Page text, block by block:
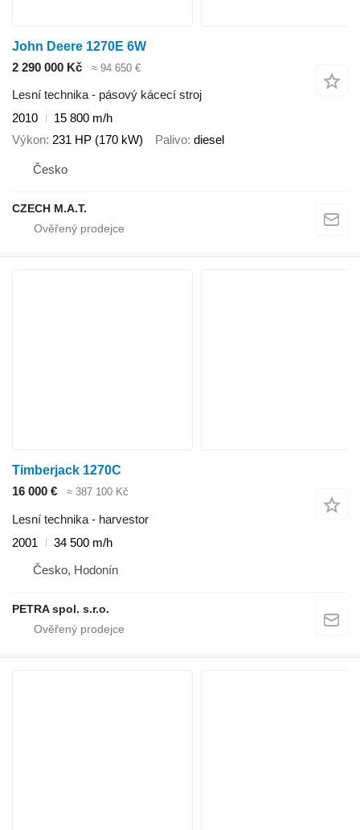
John Deere 1270E 6W
2 290 000 Kč
≈ 94 650 €
Lesní technika - pásový kácecí stroj
2010
15 800 m/h
Výkon 231 HP (170 kW) Palivo diesel
Česko
CZECH M.A.T.
Timberjack 1270C
16 000 €
≈ 387 100 Kč
Lesní technika - harvestor
2001
34 500 m/h
Česko, Hodonín
PETRA spol. s.r.o.